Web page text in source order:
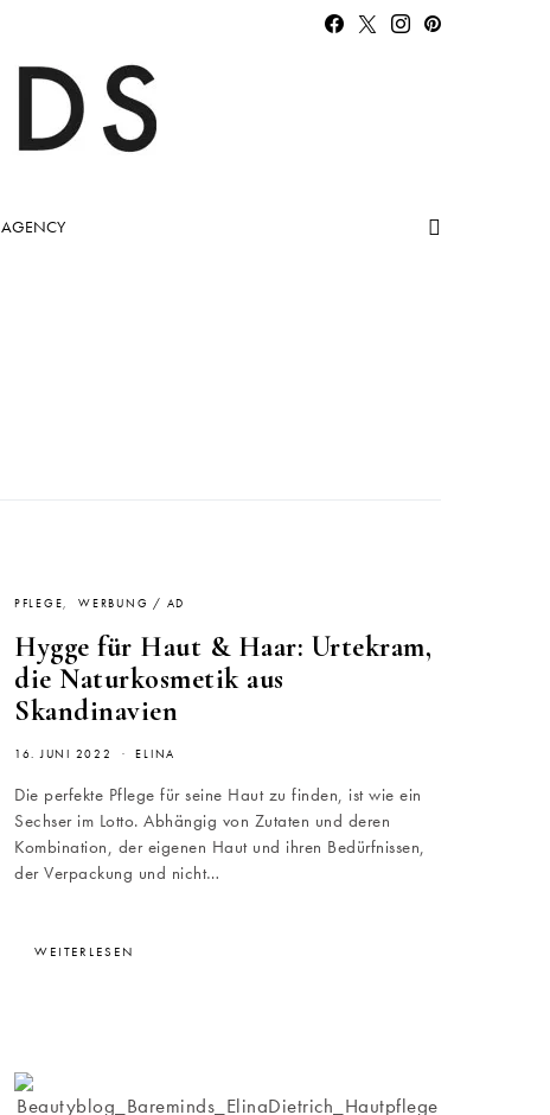
AGENCY
PFLEGE WERBUNG / AD
Hygge für Haut & Haar: Urtekram,
die Naturkosmetik aus
Skandinavien
16. JUNI 2022 ELINA
Die perfekte Pflege für seine Haut zu finden, ist wie ein
Sechser im Lotto. Abhängig von Zutaten und deren
Kombination, der eigenen Haut und ihren Bedürfnissen,
der Verpackung und nicht…
WEITERLESEN